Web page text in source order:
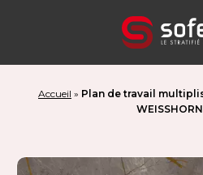
Accueil » Plan de travail